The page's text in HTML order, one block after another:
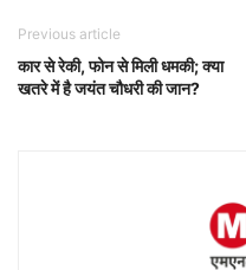
Previous article
कार से रेकी, फोन से मिली धमकी; क्या
खतरे में है जयंत चौधरी की जान?